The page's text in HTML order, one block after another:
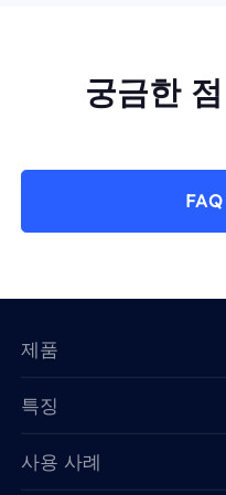
궁금한
제품
특징
사용 사례